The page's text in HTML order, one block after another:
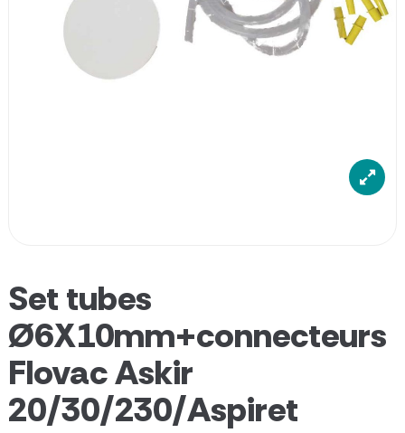
Set tubes
Ø6X10mm+connecteurs
Flovac Askir
20/30/230/Aspiret